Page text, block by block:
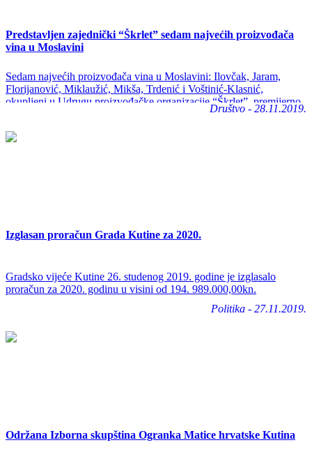
Predstavljen zajednički “Škrlet” sedam najvećih proizvođača
vina u Moslavini
Sedam najvećih proizvođača vina u Moslavini: Ilovčak, Jaram,
Florijanović, Miklaužić, Mikša, Trdenić i Voštinić-Klasnić,
okupljeni u Udrugu proizvođačke organizacije “Škrlet”, premijerno
su predstavili zajednički projekt od istoimene sorte grožđa.
Društvo - 28.11.2019.
Izglasan proračun Grada Kutine za 2020.
Gradsko vijeće Kutine 26. studenog 2019. godine je izglasalo
proračun za 2020. godinu u visini od 194. 989.000,00kn.
Politika - 27.11.2019.
Održana Izborna skupština Ogranka Matice hrvatske Kutina